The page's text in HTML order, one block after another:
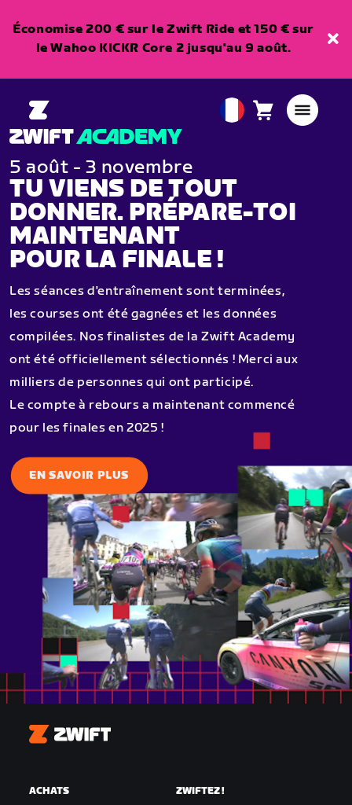
Économise 200 € sur le Zwift Ride et 150 € sur
le Wahoo KICKR Core 2 jusqu'au 9 août.
EuropeanPanier0
5 août - 3 novembre
TU VIENS DE TOUT
DONNER. PRÉPARE-TOI
MAINTENANT
POUR LA FINALE !
Les séances d'entraînement sont terminées,
les courses ont été gagnées et les données
compilées. Nos finalistes de la Zwift Academy
ont été officiellement sélectionnés ! Merci aux
milliers de personnes qui ont participé.
Le compte à rebours a maintenant commencé
pour les finales en 2025 !
EN SAVOIR PLUS
Zwift
ACHATS ZWIFTEZ !